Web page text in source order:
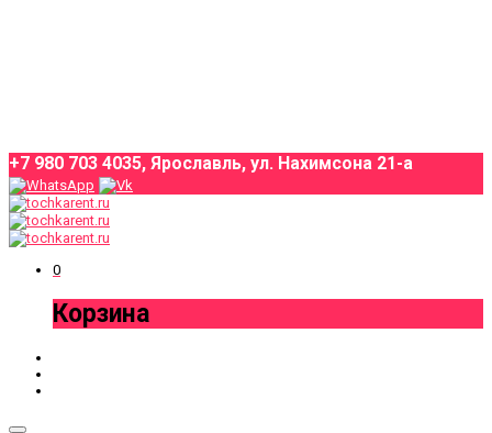
+7 980 703 4035, Ярославль, ул. Нахимсона 21-а
0
Корзина